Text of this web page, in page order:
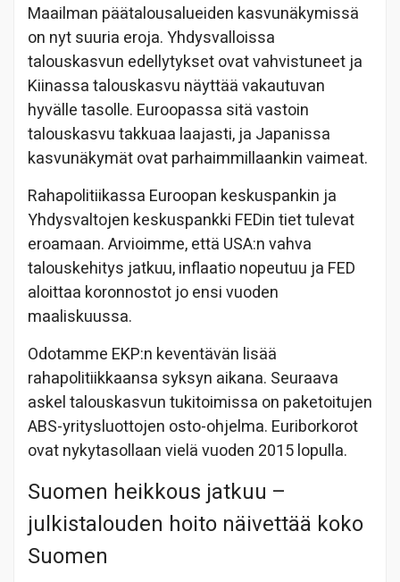
Maailman päätalousalueiden kasvunäkymissä
on nyt suuria eroja. Yhdysvalloissa
talouskasvun edellytykset ovat vahvistuneet ja
Kiinassa talouskasvu näyttää vakautuvan
hyvälle tasolle. Euroopassa sitä vastoin
talouskasvu takkuaa laajasti, ja Japanissa
kasvunäkymät ovat parhaimmillaankin vaimeat.
Rahapolitiikassa Euroopan keskuspankin ja
Yhdysvaltojen keskuspankki FEDin tiet tulevat
eroamaan. Arvioimme, että USA:n vahva
talouskehitys jatkuu, inflaatio nopeutuu ja FED
aloittaa koronnostot jo ensi vuoden
maaliskuussa.
Odotamme EKP:n keventävän lisää
rahapolitiikkaansa syksyn aikana. Seuraava
askel talouskasvun tukitoimissa on paketoitujen
ABS-yritysluottojen osto-ohjelma. Euriborkorot
ovat nykytasollaan vielä vuoden 2015 lopulla.
Suomen heikkous jatkuu –
julkistalouden hoito näivettää koko
Suomen